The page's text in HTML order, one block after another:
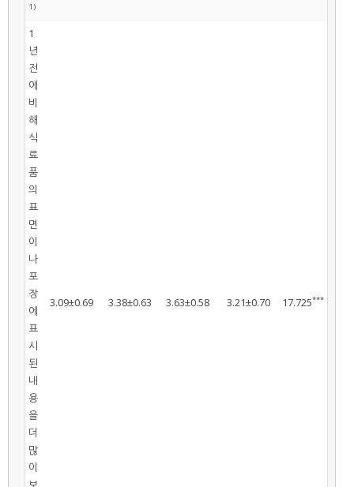
1)
1
년
전
에
비
해
식
료
품
의
표
면
이
나
포
장
에
표
시
된
내
용
을
더
많
이
3.09±0.69 3.38±0.63 3.63±0.58 3.21±0.70 17.725***